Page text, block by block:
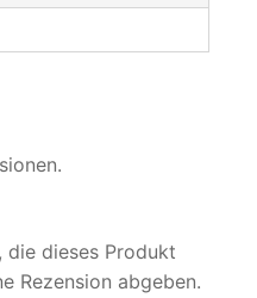
die dieses Produkt
Rezension abgeben.